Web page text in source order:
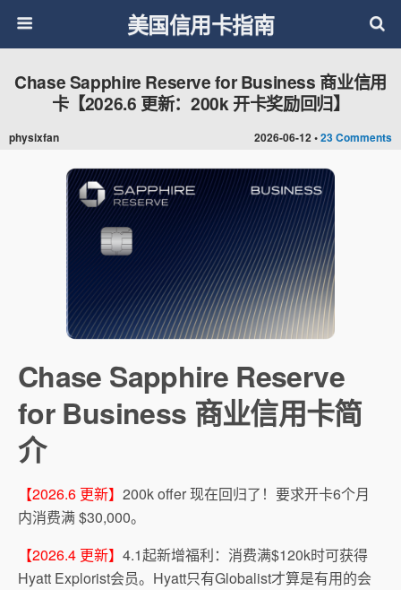
美国信用卡指南
2026-06-12 •23 Comments
Chase Sapphire Reserve for Business 商业信用
卡【2026.6 更新：200k 开卡奖励回归】
physixfan
Chase Sapphire Reserve
for Business 商业信用卡简
介
【2026.6 更新】 200k offer 现在回归了！要求开卡6个月
内消费满 $30,000。
【2026.4 更新】 4.1起新增福利：消费满$120k时可获得
Hyatt Explorist会员。Hyatt只有Globalist才算是有用的会